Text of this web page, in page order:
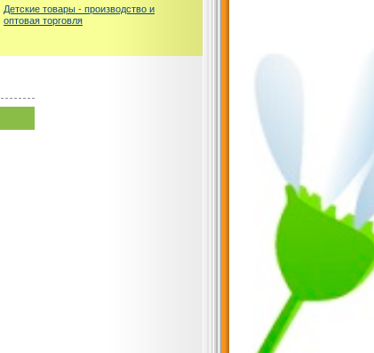
Детские товары - производство и
оптовая торговля